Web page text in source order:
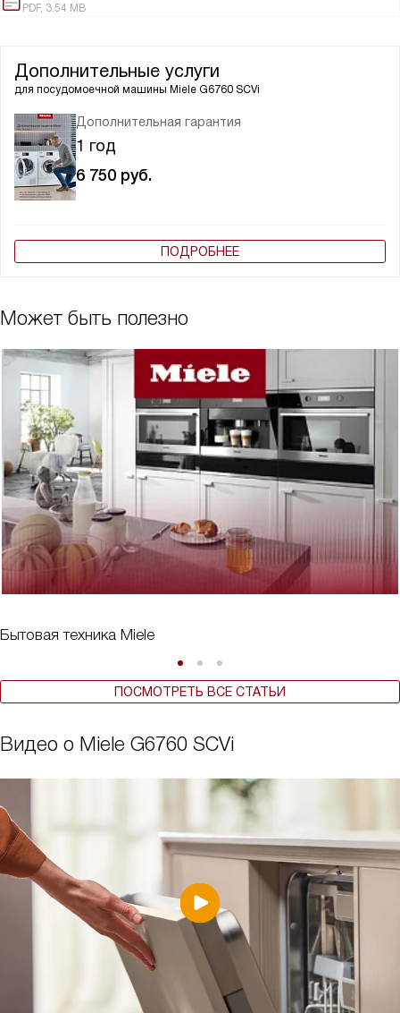
PDF, 3.54 MB
Дополнительные услуги
для посудомоечной машины Miele G6760 SCVi
Дополнительная гарантия
1 год
6 750 руб.
ПОДРОБНЕЕ
Может быть полезно
Бытовая техника Miele
ПОСМОТРЕТЬ ВСЕ СТАТЬИ
Видео о Miele G6760 SCVi